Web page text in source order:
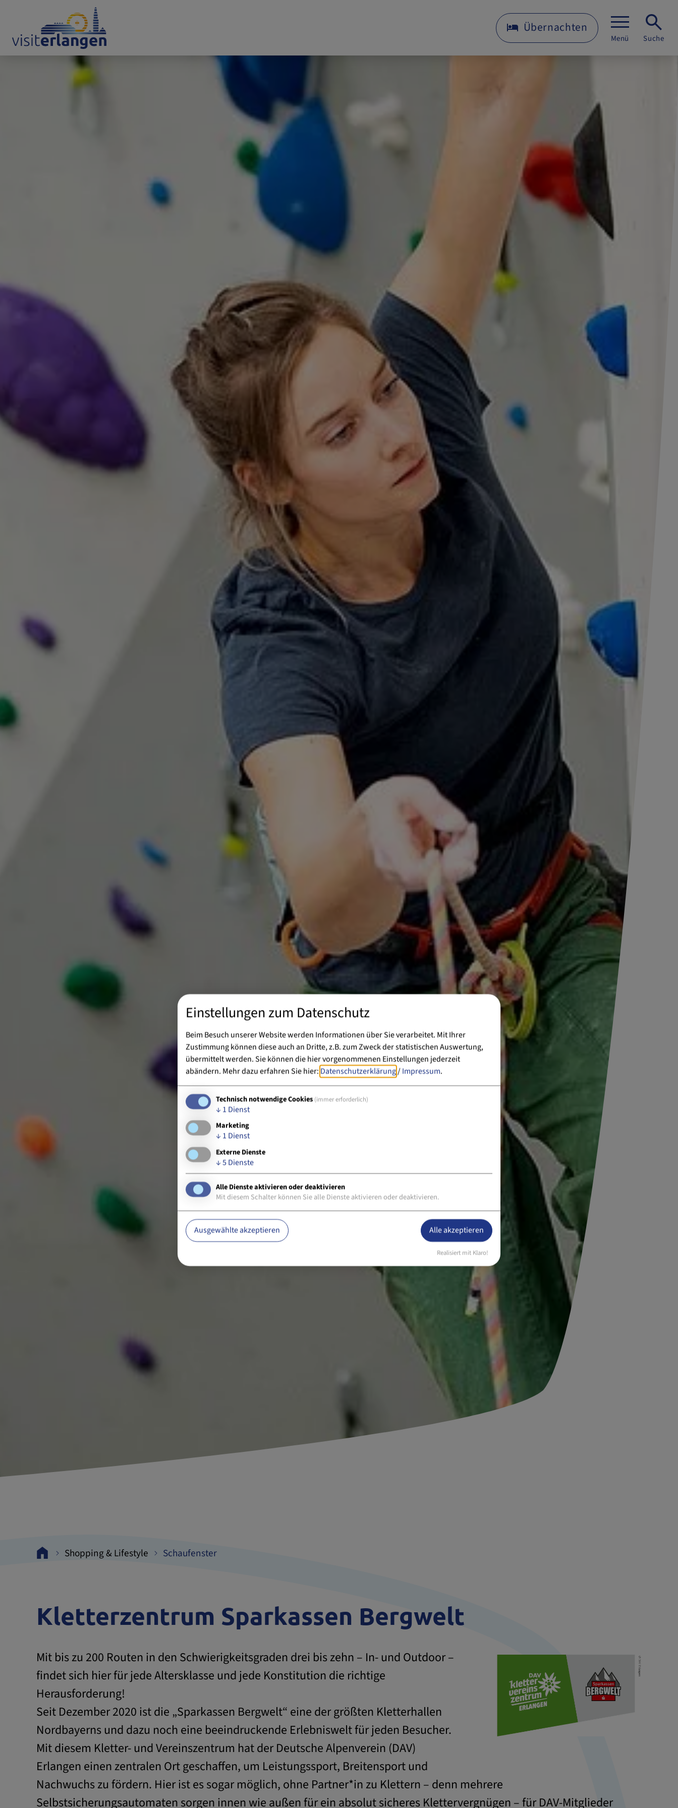
Übernachten
Menü Suche
Schaufenster
Shopping & Lifestyle
Kletterzentrum Sparkassen Bergwelt
Mit bis zu 200 Routen in den Schwierigkeitsgraden drei bis zehn – In- und Outdoor –
findet sich hier für jede Altersklasse und jede Konstitution die richtige
Herausforderung!
Seit Dezember 2020 ist die „Sparkassen Bergwelt“ eine der größten Kletterhallen
Nordbayerns und dazu noch eine beeindruckende Erlebniswelt für jeden Besucher.
Mit diesem Kletter- und Vereinszentrum hat der Deutsche Alpenverein (DAV)
Erlangen einen zentralen Ort geschaffen, um Leistungssport, Breitensport und
Nachwuchs zu fördern. Hier ist es sogar möglich, ohne Partner*in zu Klettern – denn mehrere
Selbstsicherungsautomaten sorgen innen wie außen für ein absolut sicheres Klettervergnügen – für DAV-Mitglieder
Einstellungen zum Datenschutz
Beim Besuch unserer Website werden Informationen über Sie verarbeitet. Mit Ihrer
Zustimmung können diese auch an Dritte, z.B. zum Zweck der statistischen Auswertung,
übermittelt werden. Sie können die hier vorgenommenen Einstellungen jederzeit
abändern. Mehr dazu erfahren Sie hier: Datenschutzerklärung/Impressum.
Technisch notwendige Cookies (immer erforderlich)
↓ 1 Dienst
Marketing
↓ 1 Dienst
Externe Dienste
↓5Dienste
Alle Dienste aktivieren oder deaktivieren
Mit diesem Schalter können Sie alle Dienste aktivieren oder deaktivieren.
Ausgewählte akzeptieren Alle akzeptieren
Realisiert mit Klaro!